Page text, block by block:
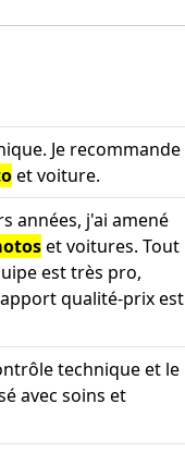
Je recommande
et voiture.
années, j'ai amené
et voitures. Tout
est très pro,
qualité-prix est
technique et le
avec soins et